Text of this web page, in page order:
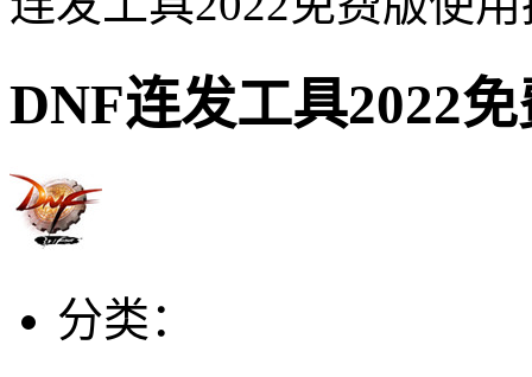
DNF连发工具2022
分类：